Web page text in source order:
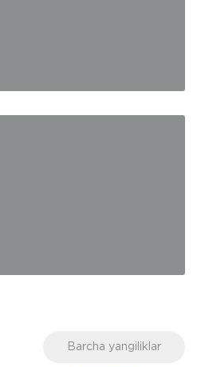
Barcha yangiliklar